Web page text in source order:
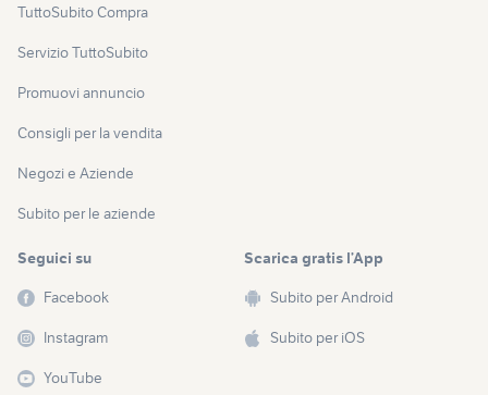
TuttoSubito Compra
Servizio TuttoSubito
Promuovi annuncio
Consigli per la vendita
Negozi e Aziende
Subito per le aziende
Seguici su
Facebook
Instagram
YouTube
Scarica gratis l’App
Subito per Android
Subito per iOS